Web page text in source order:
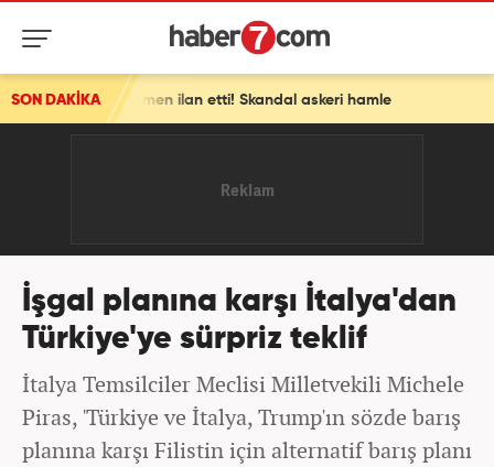
SON DAKİKAilan etti! Skandal askeri hamle
İşgal planına karşı İtalya'dan
Türkiye'ye sürpriz teklif
İtalya Temsilciler Meclisi Milletvekili Michele
Piras, 'Türkiye ve İtalya, Trump'ın sözde barış
planına karşı Filistin için alternatif barış planı